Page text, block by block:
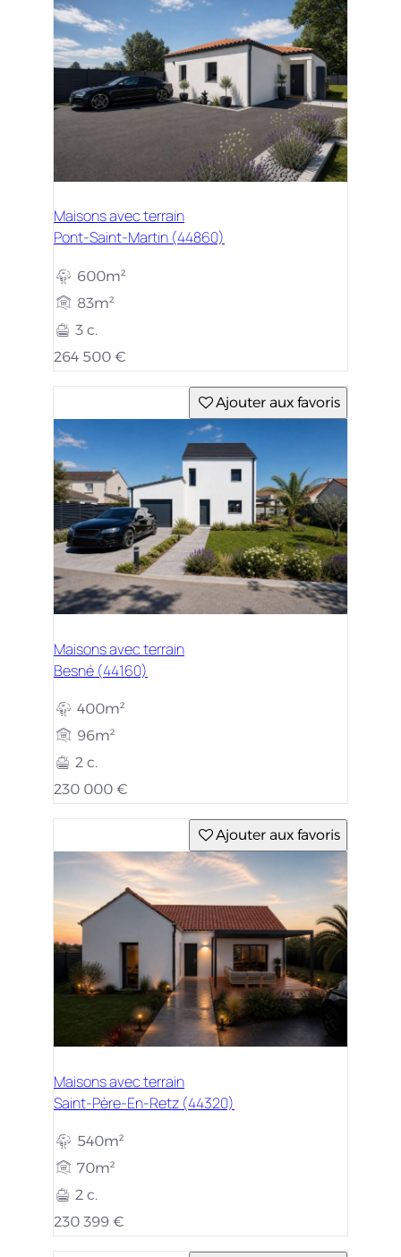
Maisons avec terrain
Pont-Saint-Martin (44860)
600m²
83m²
3 c.
264 500 €
Ajouter aux favoris
Maisons avec terrain
Besné (44160)
400m²
96m²
2 c.
230 000 €
Ajouter aux favoris
Maisons avec terrain
Saint-Père-En-Retz (44320)
540m²
70m²
2 c.
230 399 €